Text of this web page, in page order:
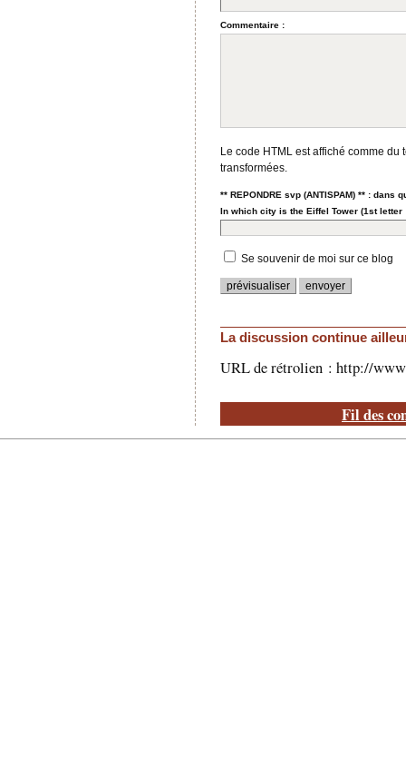
Commentaire :
Le code HTML est affiché comme
transformées.
** REPONDRE svp (ANTISPAM) ** :
In which city is the Eiffel Tower (1st letter
Se souvenir de moi sur ce blog
La discussion continue
URL de rétrolien : http://
Fil des